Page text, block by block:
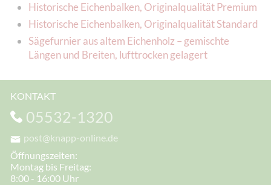
Historische Eichenbalken, Originalqualität Premium
Historische Eichenbalken, Originalqualität Standard
Sägefurnier aus altem Eichenholz – gemischte
Längen und Breiten, lufttrocken gelagert
KONTAKT
05532-1320
post@knapp-online.de
Öffnungszeiten:
Montag bis Freitag:
8:00 - 16:00 Uhr